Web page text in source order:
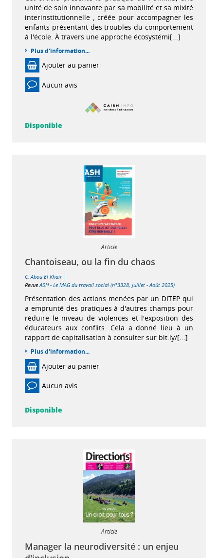
unité de soin innovante par sa mobilité et sa mixité
interinstitutionnelle , créée pour accompagner les
enfants présentant des troubles du comportement
à l'école. À travers une approche écosystémi[...]
Plus d'information...
Ajouter au panier
Aucun avis
Disponible
Article
Chantoiseau, ou la fin du chaos
C. Abou El Khair |
RevueASH - Le MAG du travail social (n°3328, Juillet - Août 2025)
Présentation des actions menées par un DITEP qui
a emprunté des pratiques à d'autres champs pour
réduire le niveau de violences et l'exposition des
éducateurs aux conflits. Cela a donné lieu à un
rapport de capitalisation à consulter sur bit.ly/[...]
Plus d'information...
Ajouter au panier
Aucun avis
Disponible
Article
Manager la neurodiversité : un enjeu